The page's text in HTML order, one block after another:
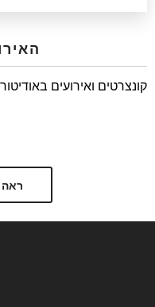
קונצרטים ואירועים
ראה